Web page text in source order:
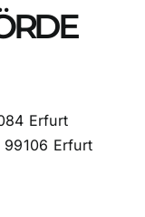
Erfurt
99106 Erfurt